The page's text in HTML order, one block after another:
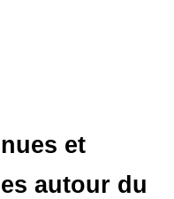
et
autour du